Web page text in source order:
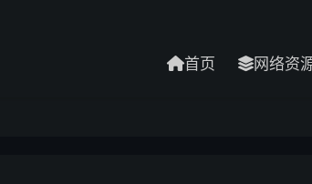
首页 网络资